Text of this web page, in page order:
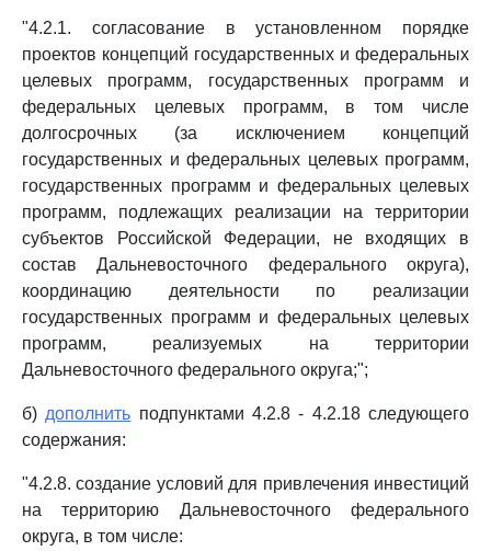
"4.2.1. согласование в установленном порядке
проектов концепций государственных и федеральных
целевых программ, государственных программ и
федеральных целевых программ, в том числе
долгосрочных (за исключением концепций
государственных и федеральных целевых программ,
государственных программ и федеральных целевых
программ, подлежащих реализации на территории
субъектов Российской Федерации, не входящих в
состав Дальневосточного федерального округа),
координацию деятельности по реализации
государственных программ и федеральных целевых
программ, реализуемых на территории
Дальневосточного федерального округа;";
б) дополнить подпунктами 4.2.8 - 4.2.18 следующего
содержания:
"4.2.8. создание условий для привлечения инвестиций
на территорию Дальневосточного федерального
округа, в том числе: